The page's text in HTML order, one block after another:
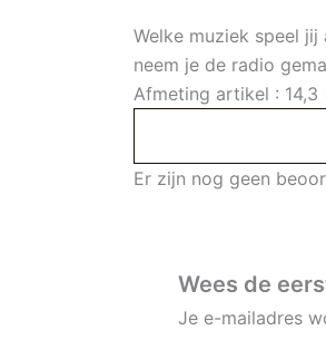
Welke muziek speel
neem je de radio
Afmeting artikel :
Er zijn nog geen
Wees de
Je e-mailadres